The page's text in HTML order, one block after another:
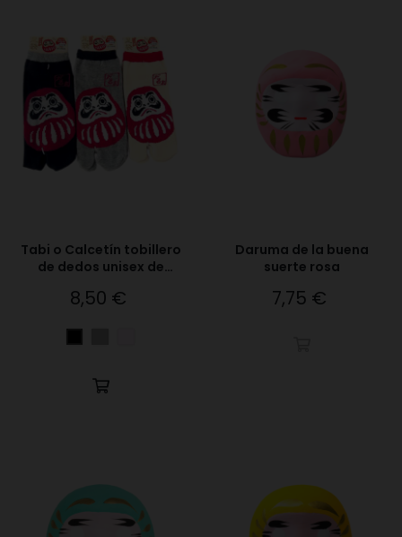
Tabi o Calcetín tobillero
de dedos unisex de
Precio
8,50 €
Daruma de la buena
suerte rosa
Precio
7,75 €